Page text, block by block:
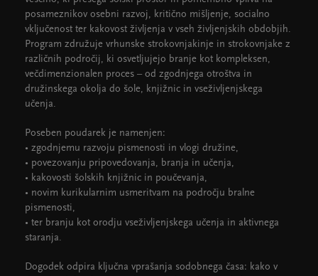
posameznikov osebni razvoj, kritično mišljenje, socialno
vključenost ter kakovost življenja v vseh življenjskih obdobjih.
Program združuje vrhunske strokovnjakinje in strokovnjake z
različnih področij, ki osvetljujejo branje kot kompleksen,
večdimenzionalen proces – od zgodnjega otroštva in
družinskega okolja do šole, knjižnic in vseživljenjskega
učenja.
Poseben poudarek je namenjen:
• zgodnjemu razvoju pismenosti in vlogi družine,
• povezovanju pripovedovanja, branja in učenja,
• kakovosti šolskih knjižnic in poučevanja,
• novim kurikularnim usmeritvam na področju bralne
pismenosti,
• ter branju kot orodju vseživljenjskega učenja in aktivnega
staranja.
Dogodek odpira ključna vprašanja sodobnega časa: kako v